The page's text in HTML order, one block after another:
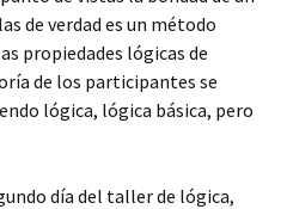
de verdad es un método
propiedades lógicas de
de los participantes se
lógica, lógica básica, pero
día del taller de lógica,